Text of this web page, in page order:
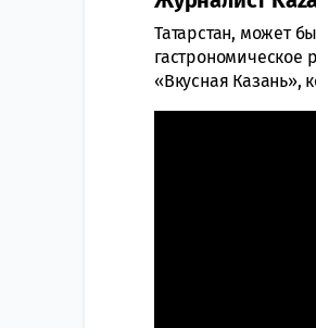
Татарстан, может
гастрономическое
«Вкусная Казань»,